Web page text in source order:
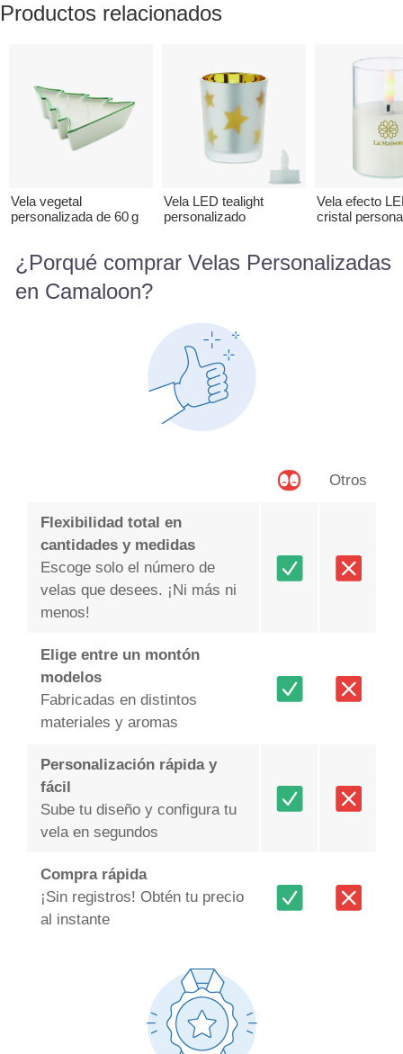
Productos relacionados
Vela vegetal
personalizada de 60 g
Vela LED tealight
personalizado
Vela efecto
cristal
¿Porqué comprar Velas Personalizadas
en Camaloon?
Otros
Flexibilidad total en
cantidades y medidas
Escoge solo el número de
velas que desees. ¡Ni más ni
menos!
Elige entre un montón
modelos
Fabricadas en distintos
materiales y aromas
Personalización rápida y
fácil
Sube tu diseño y configura tu
vela en segundos
Compra rápida
¡Sin registros! Obtén tu precio
al instante